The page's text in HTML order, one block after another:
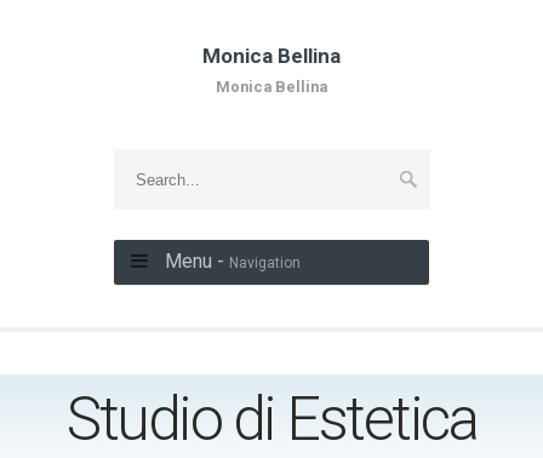
Monica Bellina
Monica Bellina
Menu - Navigation
Studio di Estetica